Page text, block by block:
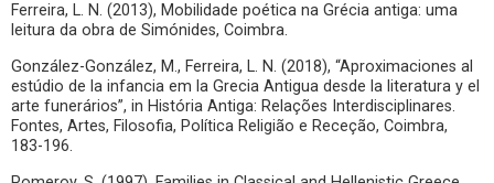
Ferreira, L. N. (2013), Mobilidade poética na Grécia antiga: uma
leitura da obra de Simónides, Coimbra.
González-González, M., Ferreira, L. N. (2018), “Aproximaciones al
estúdio de la infancia em la Grecia Antigua desde la literatura y el
arte funerários”, in História Antiga: Relações Interdisciplinares.
Fontes, Artes, Filosofia, Política Religião e Receção, Coimbra,
183-196.